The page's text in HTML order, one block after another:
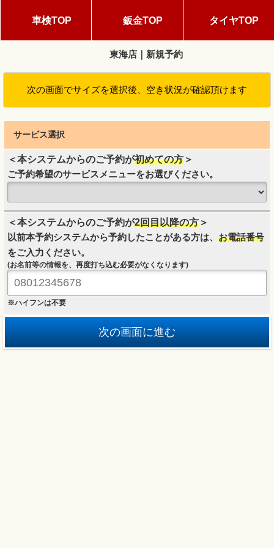
車検TOP 鈑金TOP タイヤTOP
東海店｜新規予約
次の画面でサイズを選択後、空き状況が確認頂けます
サービス選択
＜本システムからのご予約が初めての方 ＞
ご予約希望のサービスメニューをお選びください。
＜本システムからのご予約が2回目以降の方 ＞
以前本予約システムから予約したことがある方は、 お電話番号
をご入力ください。
(お名前等の情報を、再度打ち込む必要がなくなります)
※ハイフンは不要